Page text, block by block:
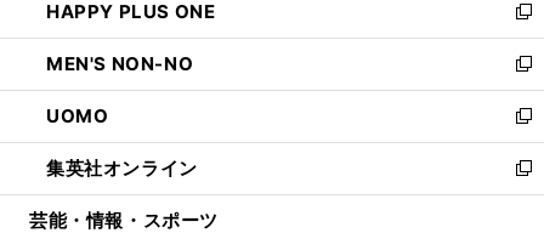
く
で
開
く
ド
ウ
で
開
く
ィ
ン
ド
ウ
で
開
く
い
ウ
ィ
ン
ド
ウ
で
開
HAPPY PLUS ONE
新
し
い
ウ
ィ
ン
ド
ウ
MEN'S NON-NO
新
し
い
ウ
ィ
ン
UOMO
新
し
い
ウ
集英社オンライン
新
し
芸能・情報・スポーツ